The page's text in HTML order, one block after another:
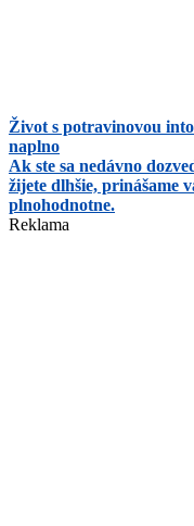
Život s potravinovou
naplno
Ak ste sa nedávno
žijete dlhšie, prinášame
plnohodnotne.
Reklama